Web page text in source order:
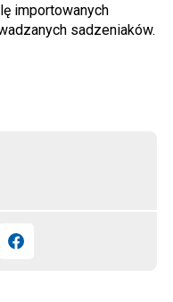
importowanych
sadzeniaków.